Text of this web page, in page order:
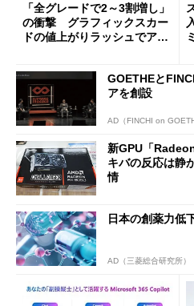
「全グレードで2～3割増し」
の衝撃 グラフィックスカー
ドの値上がりラッシュでアキ
GOETHEと
アを創設
AD（FINCHI on
新GPU「
キバの反応は
情
日本の創薬力低
AD（三菱総合研究所）